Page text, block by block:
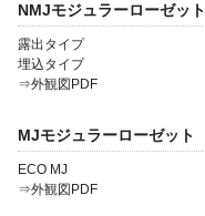
NMJモジュラーローゼット
露出タイプ
埋込タイプ
⇒外観図PDF
MJモジュラーローゼット
ECO MJ
⇒外観図PDF